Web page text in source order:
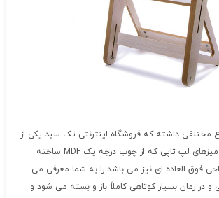
مختلفی داشته که فروشگاه اینترنتی تک سبد یکی از
بهترین و خاص ترین میزهای لپ تاپی که از چوب درجه یک MDF ساخته
فوق العاده ای نیز می باشد را به شما معرفی می
و در زمان بسیار کوتاهی کاملاً باز و بسته می شود و